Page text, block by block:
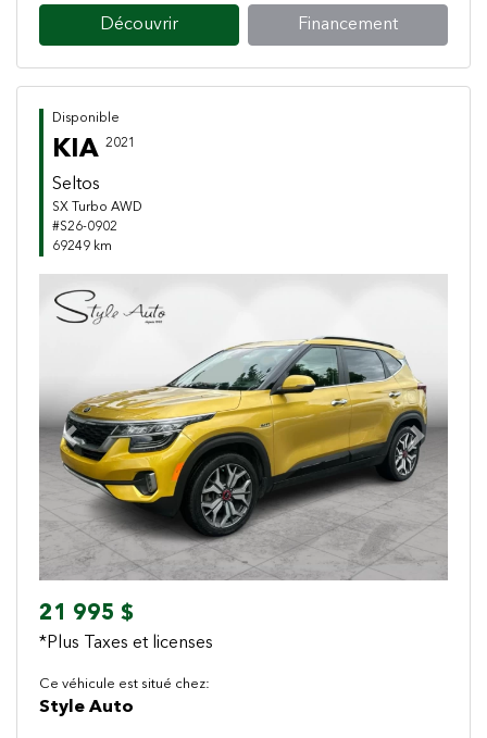
Découvrir Financement
Disponible
KIA 2021
Seltos
SX Turbo AWD
#S26-0902
69249 km
Previous Next
21 995 $
*Plus Taxes et licenses
Ce véhicule est situé chez:
Style Auto